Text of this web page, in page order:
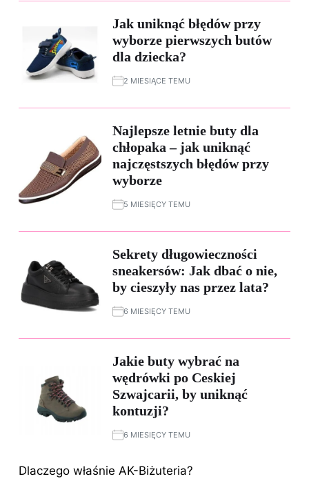
Jak uniknąć błędów przy
wyborze pierwszych butów
dla dziecka?
2 MIESIĄCE TEMU
Najlepsze letnie buty dla
chłopaka – jak uniknąć
najczęstszych błędów przy
wyborze
5 MIESIĘCY TEMU
Sekrety długowieczności
sneakersów: Jak dbać o nie,
by cieszyły nas przez lata?
6 MIESIĘCY TEMU
Jakie buty wybrać na
wędrówki po Ceskiej
Szwajcarii, by uniknąć
kontuzji?
6 MIESIĘCY TEMU
Dlaczego właśnie AK-Biżuteria?